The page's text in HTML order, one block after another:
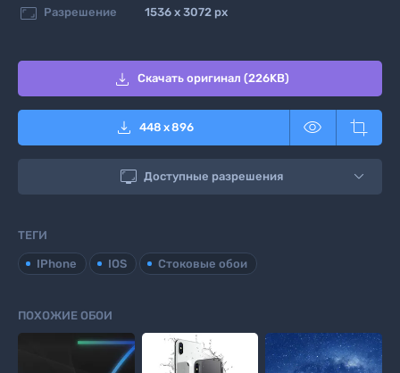
 Разрешение 1536 x 3072 px
 Скачать оригинал (226KB)
 448 x896  
 Доступные разрешения
ТЕГИ
IPhone IOS Стоковые обои
ПОХОЖИЕ ОБОИ